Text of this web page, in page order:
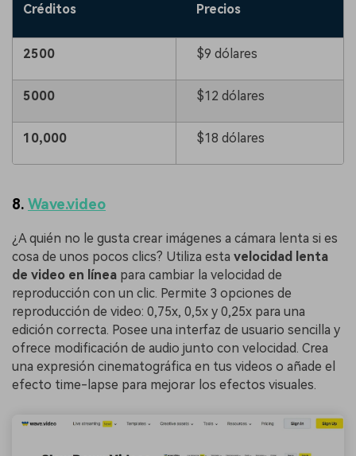
Créditos Precios
2500 $9 dólares
5000 $12 dólares
10,000 $18 dólares
8. Wave.video
¿A quién no le gusta crear imágenes a cámara lenta si es
cosa de unos pocos clics? Utiliza esta velocidad lenta
de video en línea para cambiar la velocidad de
reproducción con un clic.󠀲󠀡󠀤󠀢󠀩󠀥󠀤󠀠󠀣󠀳󠀰 Permite 3 opciones de
reproducción de video: 0,75x, 0,5x y 0,25x para una
edición correcta. Posee una interfaz de usuario sencilla y
ofrece modificación de audio junto con velocidad. Crea
una expresión cinematográfica en tus videos o añade el
efecto time-lapse para mejorar los efectos visuales.